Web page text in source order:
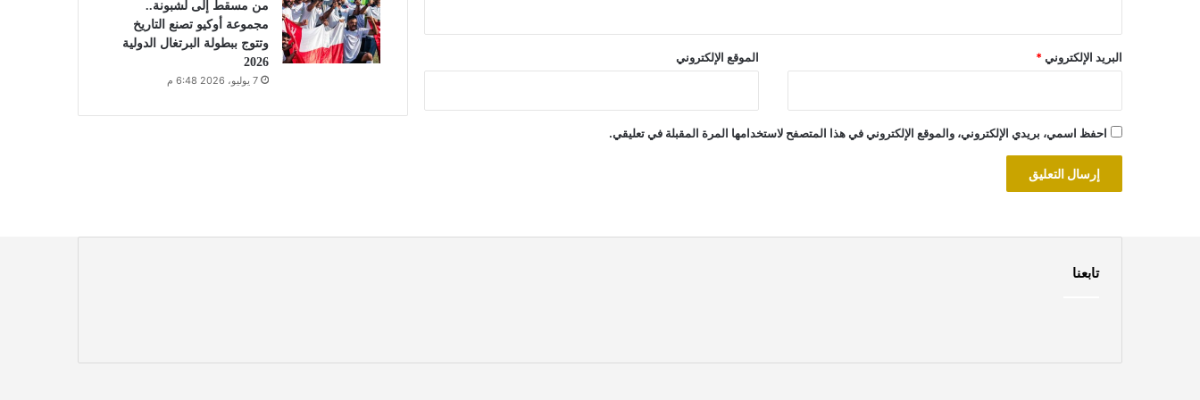
البريد الإلكتروني* الموقع الإلكتروني
احفظ اسمي، بريدي الإلكتروني، والموقع الإلكتروني في هذا المتصفح لاستخدامها المرة المقبلة في تعليقي.
من مسقط إلى لشبونة..
مجموعة أوكيو تصنع التاريخ
وتتوج ببطولة البرتغال الدولية
2026
7 يوليو، 2026 6:48 م
تابعنا